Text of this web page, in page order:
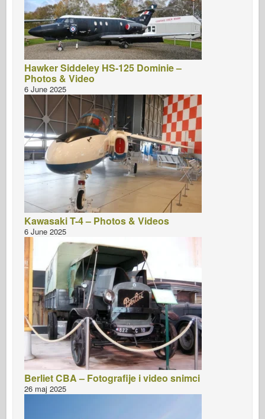
Hawker Siddeley HS-125 Dominie –
Photos & Video
6 June 2025
Kawasaki T-4 – Photos & Videos
6 June 2025
Berliet CBA – Fotografije i video snimci
26 maj 2025